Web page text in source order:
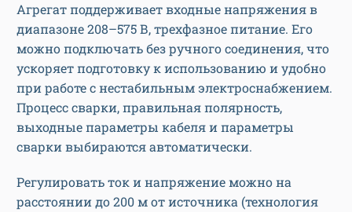
Агрегат поддерживает входные напряжения в
диапазоне 208–575 В, трехфазное питание. Его
можно подключать без ручного соединения, что
ускоряет подготовку к использованию и удобно
при работе с нестабильным электроснабжением.
Процесс сварки, правильная полярность,
выходные параметры кабеля и параметры
сварки выбираются автоматически.
Регулировать ток и напряжение можно на
расстоянии до 200 м от источника (технология